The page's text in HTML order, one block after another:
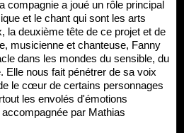
et le chant qui sont les arts
la deuxième tête de ce projet et de
musicienne et chanteuse, Fanny
dans les mondes du sensible, du
Elle nous fait pénétrer de sa voix
le cœur de certains personnages
les envolés d'émotions
par Mathias